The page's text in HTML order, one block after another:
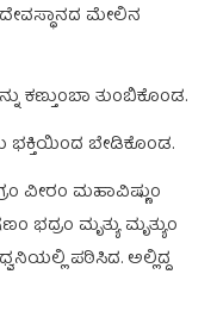
ದೇವಸ್ಥಾನದ ಮೇಲಿನ
ಕಣ್ತುಂಬಾ ತುಂಬಿಕೊಂಡ.
ಭಕ್ತಿಯಿಂದ ಬೇಡಿಕೊಂಡ.
ವೀರಂ ಮಹಾವಿಷ್ಣುಂ
ಮೃತ್ಯು ಮೃತ್ಯುಂ
ಪಠಿಸಿದ. ಅಲ್ಲಿದ್ದ